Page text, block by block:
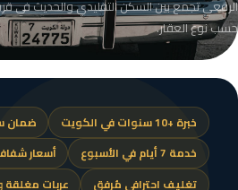
الرقعي تجمع بين السكن التقليدي والحديث في
حسب نوع العقار.
خبرة +10 سنوات في الكويت
ضمان
خدمة 7 أيام في الأسبوع
أسعار
تغليف احترافي مُرفق
عربات